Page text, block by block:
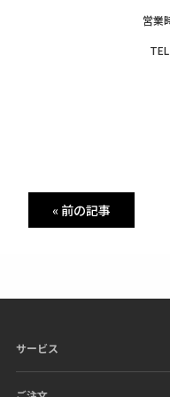
営業
« 前の記事
サービス